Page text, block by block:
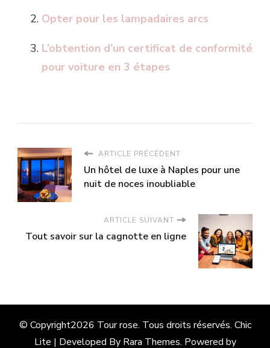
Opter pour les lampadaires arcs
L’obtention d’un certificat de conformité
pour voiture en 3 étapes
ARTICLE PRÉCÉDENT
Un hôtel de luxe à Naples pour une
nuit de noces inoubliable
ARTICLE SUIVANT
Tout savoir sur la cagnotte en ligne
© Copyright2026 Tour rose. Tous droits réservés. Chic
Lite | Developed By Rara Themes. Powered by